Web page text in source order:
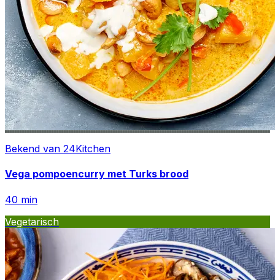
Bekend van 24Kitchen
Vega pompoencurry met Turks brood
40 min
Vegetarisch